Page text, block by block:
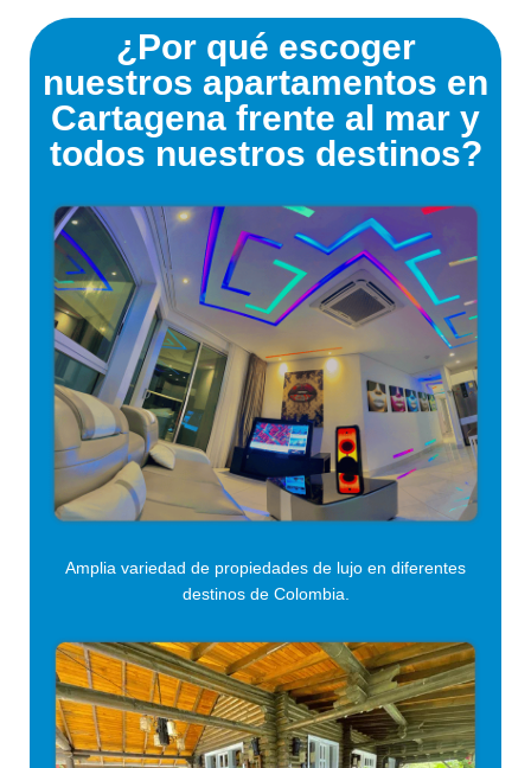
¿Por qué escoger
nuestros apartamentos en
Cartagena frente al mar y
todos nuestros destinos?
Amplia variedad de propiedades de lujo en diferentes
destinos de Colombia.